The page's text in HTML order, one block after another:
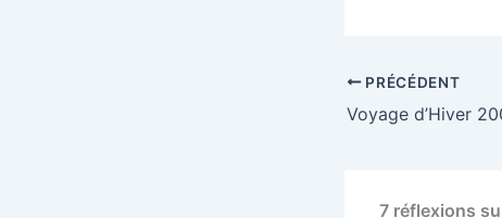
PRÉCÉDENT
7 réflexions